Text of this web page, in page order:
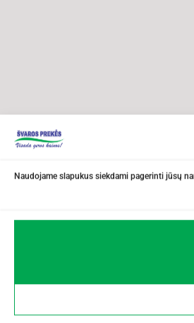
Naudojame slapukus siekdami pagerinti jūsų